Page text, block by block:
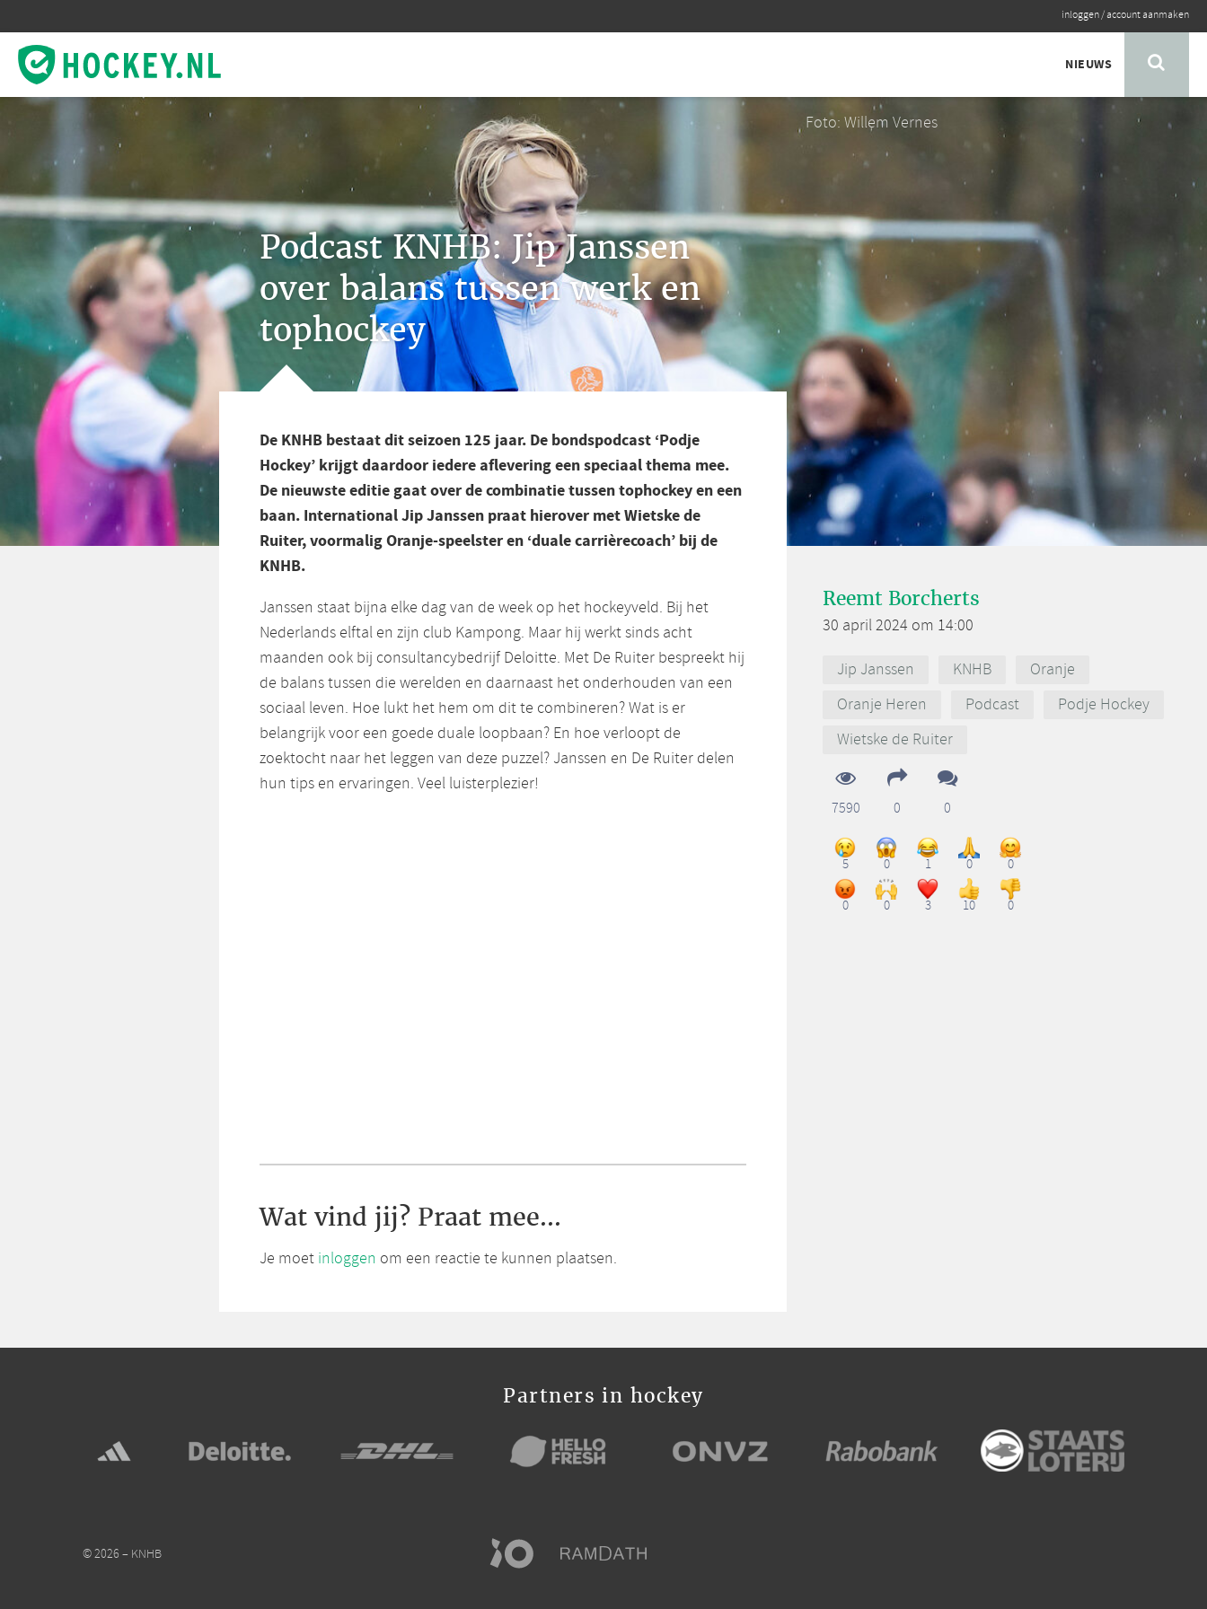
inloggen/account aanmaken
NIEUWS
Foto: Willem Vernes
Podcast KNHB: Jip Janssen
over balans tussen werk en
tophockey
De KNHB bestaat dit seizoen 125 jaar. De bondspodcast ‘Podje
Hockey’ krijgt daardoor iedere aflevering een speciaal thema mee.
De nieuwste editie gaat over de combinatie tussen tophockey en een
baan. International Jip Janssen praat hierover met Wietske de
Ruiter, voormalig Oranje-speelster en ‘duale carrièrecoach’ bij de
KNHB.
Janssen staat bijna elke dag van de week op het hockeyveld. Bij het
Nederlands elftal en zijn club Kampong. Maar hij werkt sinds acht
maanden ook bij consultancybedrijf Deloitte. Met De Ruiter bespreekt hij
de balans tussen die werelden en daarnaast het onderhouden van een
sociaal leven. Hoe lukt het hem om dit te combineren? Wat is er
belangrijk voor een goede duale loopbaan? En hoe verloopt de
zoektocht naar het leggen van deze puzzel? Janssen en De Ruiter delen
hun tips en ervaringen. Veel luisterplezier!
Wat vind jij? Praat mee...
Je moet inloggen om een reactie te kunnen plaatsen.
Reemt Borcherts
30 april 2024 om 14:00
Jip Janssen KNHB
Oranje
Oranje Heren
Podcast
Podje Hockey
Wietske de Ruiter
7590 0 0
5 0 1 0 0
0 0 3 10 0
Partners in hockey
© 2026 – KNHB